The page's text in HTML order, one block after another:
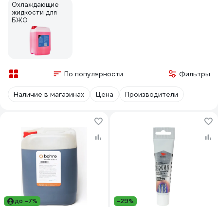
Охлаждающие
жидкости для
БЖО
По популярности Фильтры
Наличие в магазинах Цена Производители
до -7% -29%